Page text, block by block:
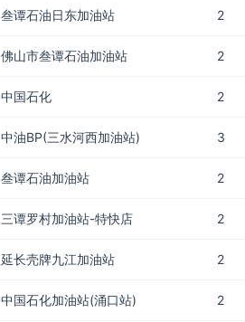
叁谭石油日东加油站 2
佛山市叁谭石油加油站 2
中国石化 2
中油BP(三水河西加油站) 3
叁谭石油加油站 2
三谭罗村加油站-特快店 2
延长壳牌九江加油站 2
中国石化加油站(涌口站) 2